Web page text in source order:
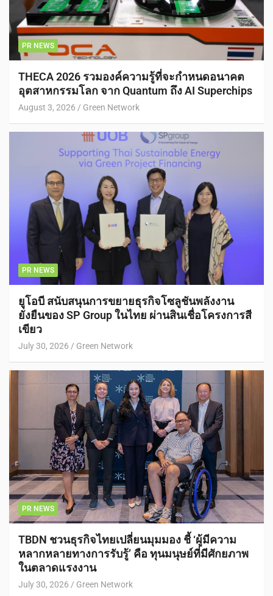
PR NEWS
THECA 2026 รวมองค์ความรู้ที่จะกำหนดอนาคต
อุตสาหกรรมโลก จาก Quantum ถึง AI Superchips
August 3, 2026 Green Network
PR NEWS
ยูโอบี สนับสนุนการขยายธุรกิจโซลูชันพลังงาน
ยั่งยืนของ SP Group ในไทย ผ่านสินเชื่อโครงการสี
เขียว
July 30, 2026 Green Network
PR NEWS
TBDN ชวนธุรกิจไทยเปลี่ยนมุมมอง ชี้ ‘ผู้มีความ
หลากหลายทางการรับรู้’ คือ ทุนมนุษย์ที่มีศักยภาพ
ในตลาดแรงงาน
July 30, 2026 Green Network